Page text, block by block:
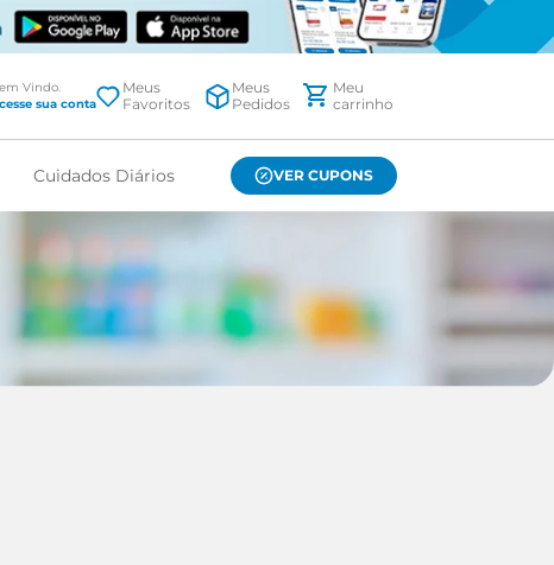
Meus
Favoritos
Meus
Pedidos
Cuidados Diários VER CUPONS